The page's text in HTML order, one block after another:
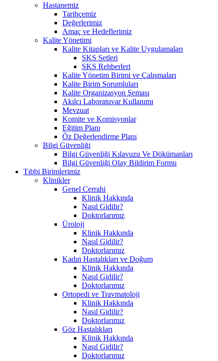
Hastanemiz
Tarihçemiz
Değerlerimiz
Amaç ve Hedeflerimiz
Kalite Yönetimi
Kalite Kitapları ve Kalite Uygulamaları
SKS Setleri
SKS Rehberleri
Kalite Yönetim Birimi ve Çalışmaları
Kalite Birim Sorumluları
Kalite Organizasyon Şeması
Akılcı Laboratuvar Kullanımı
Mevzuat
Komite ve Komisyonlar
Eğitim Planı
Öz Değerlendirme Planı
Bilgi Güvenliği
Bilgi Güvenliği Kılavuzu Ve Dökümanları
Bilgi Güvenliği Olay Bildirim Formu
Tıbbi Birimlerimiz
Klinikler
Genel Cerrahi
Klinik Hakkında
Nasıl Gidilir?
Doktorlarımız
Üroloji
Klinik Hakkında
Nasıl Gidilir?
Doktorlarımız
Kadın Hastalıkları ve Doğum
Klinik Hakkında
Nasıl Gidilir?
Doktorlarımız
Ortopedi ve Travmatoloji
Klinik Hakkında
Nasıl Gidilir?
Doktorlarımız
Göz Hastalıkları
Klinik Hakkında
Nasıl Gidilir?
Doktorlarımız